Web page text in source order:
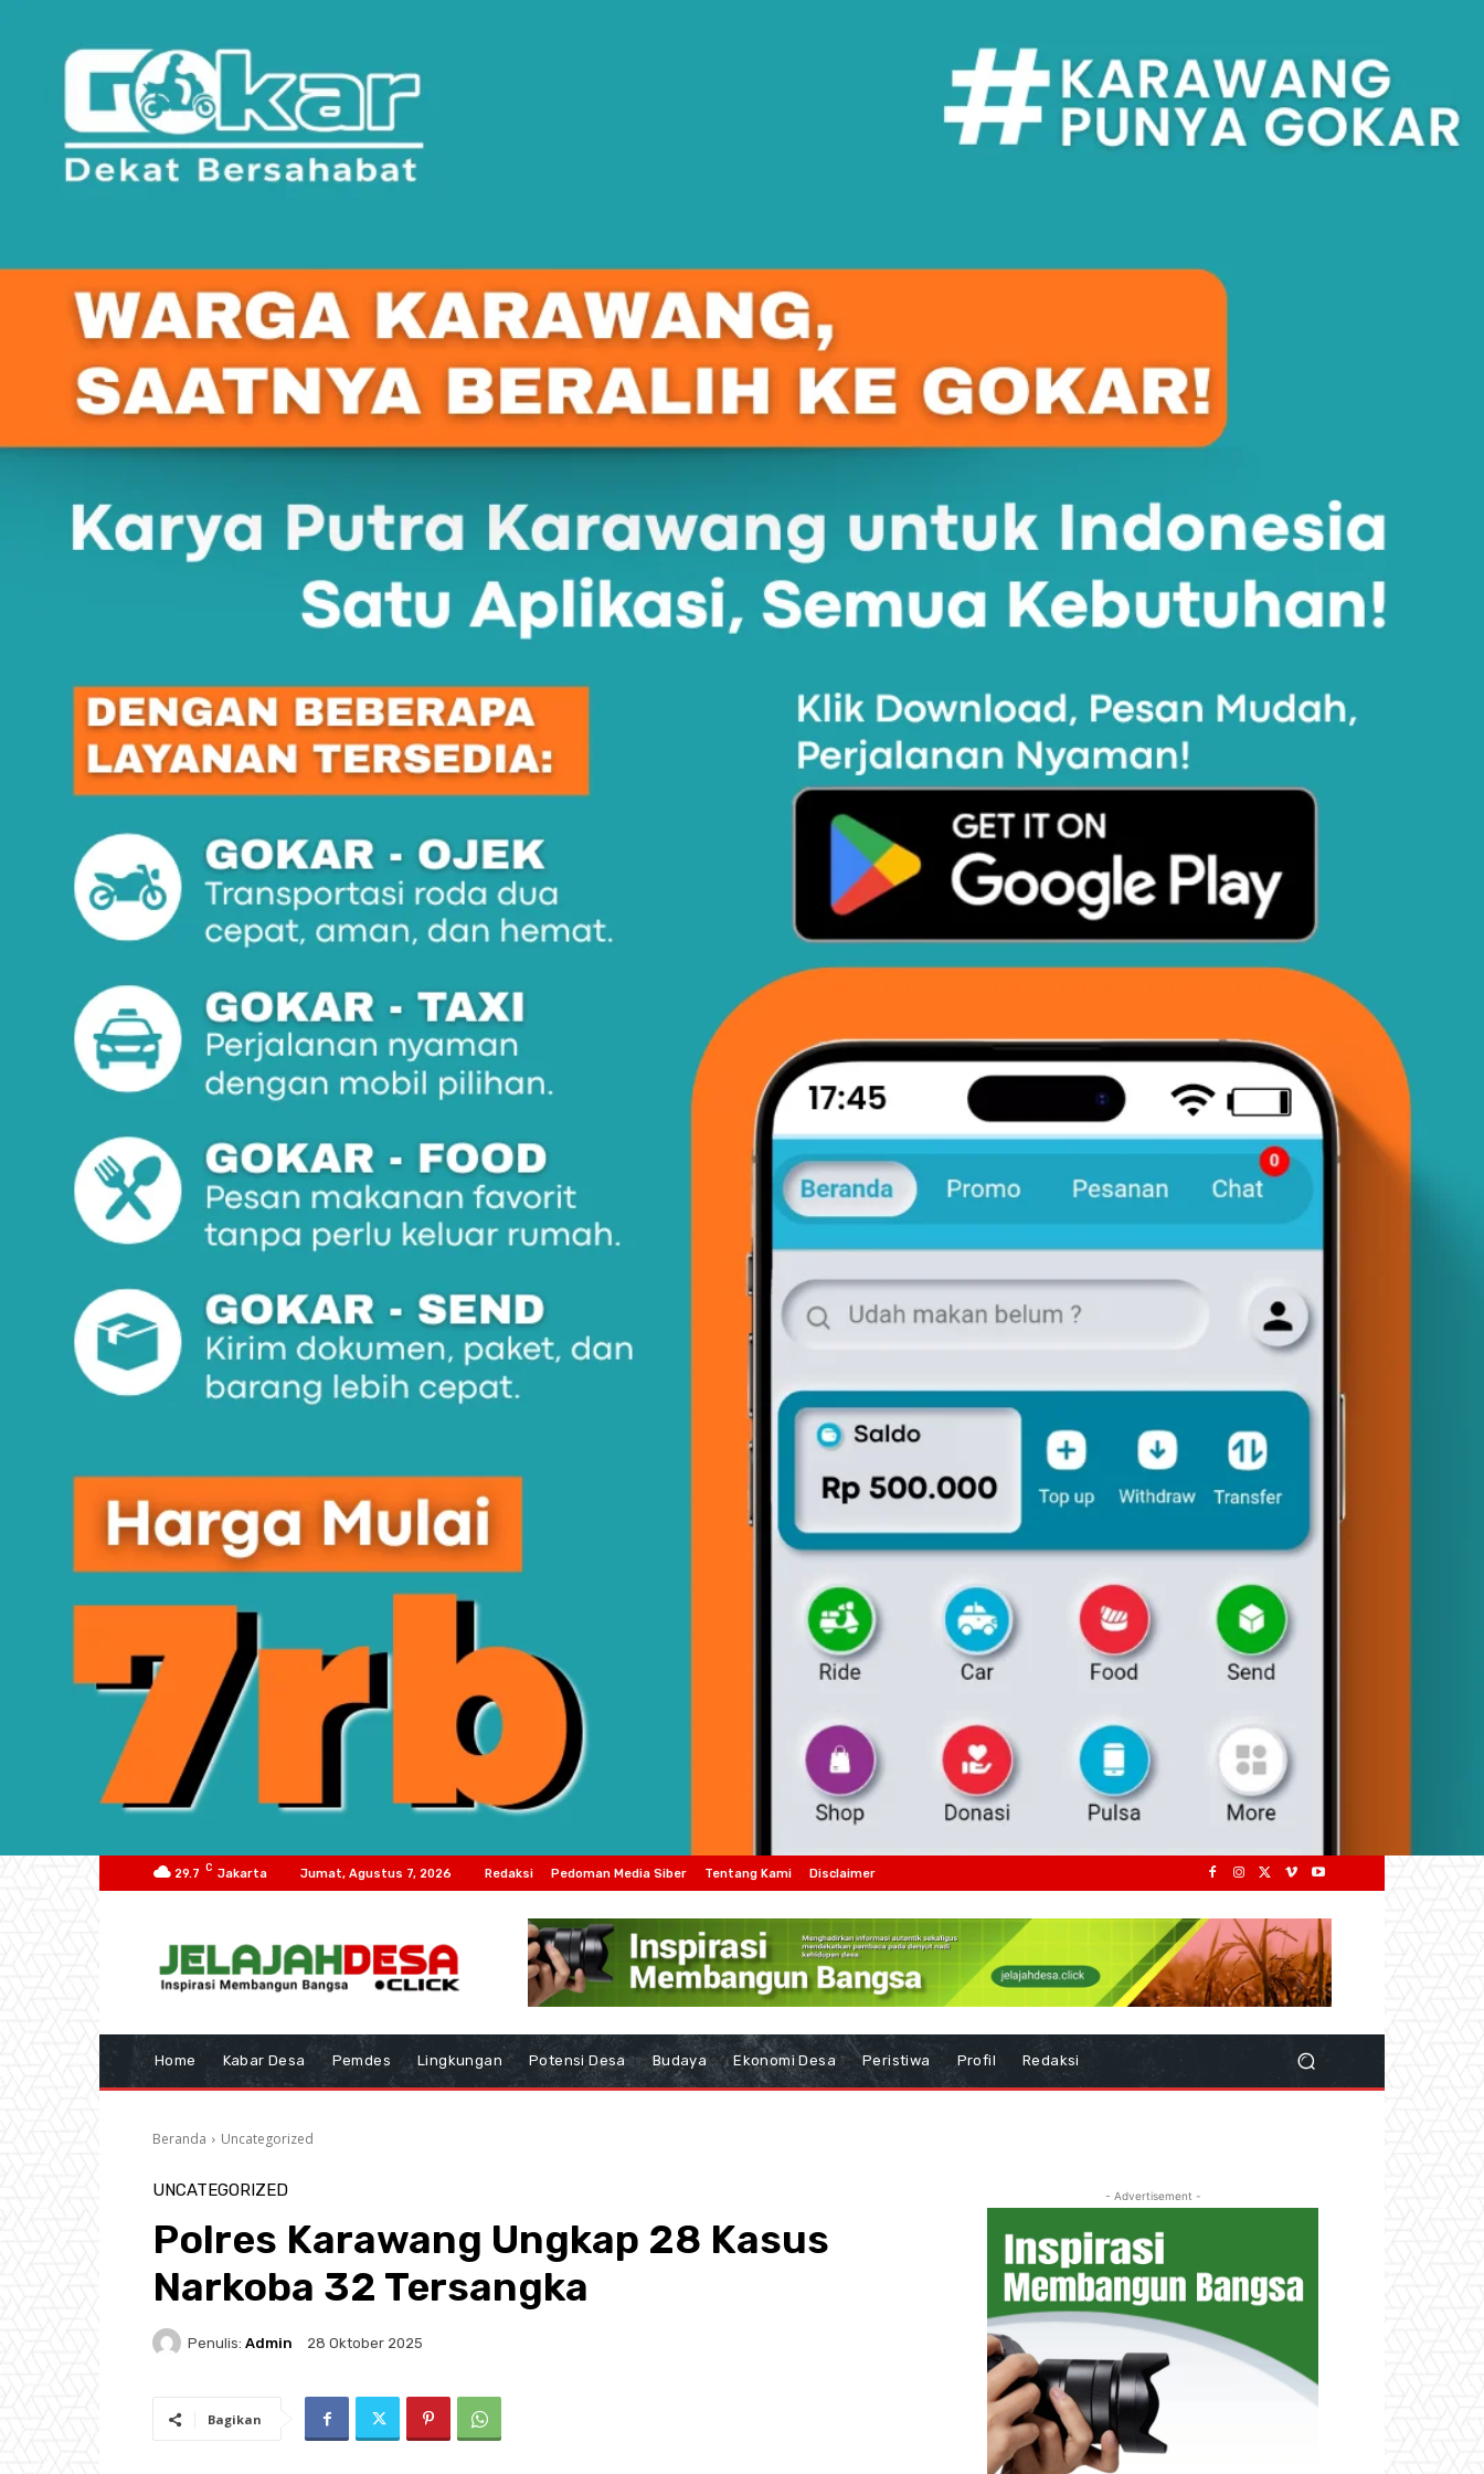
29.7 C Jakarta Jumat, Agustus 7, 2026 Redaksi Pedoman Media Siber Tentang Kami Disclaimer
Home Kabar Desa Pemdes Lingkungan Potensi Desa Budaya Ekonomi Desa Peristiwa Profil Redaksi
Beranda Uncategorized
UNCATEGORIZED
Polres Karawang Ungkap 28 Kasus
Narkoba 32 Tersangka
Penulis: Admin 28 Oktober 2025
Bagikan
- Advertisement -